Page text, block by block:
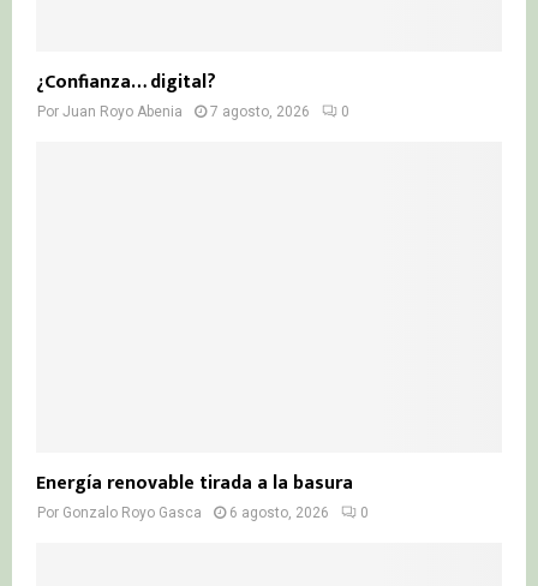
¿Confianza… digital?
Por Juan Royo Abenia 7 agosto, 2026 0
Energía renovable tirada a la basura
Por Gonzalo Royo Gasca 6 agosto, 2026 0